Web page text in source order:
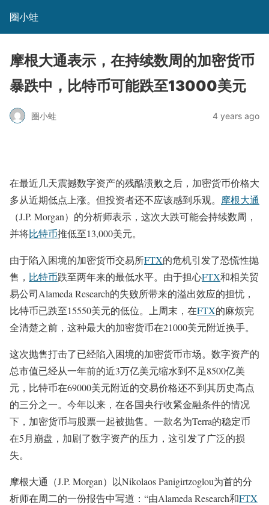
圈小蛙
摩根大通表示，在持续数周的加密货币
暴跌中，比特币可能跌至13000美元
圈小蛙 4 years ago
在最近几天震撼数字资产的残酷溃败之后，加密货币价格大
多从近期低点上涨。但投资者还不应该感到乐观。 摩根大通
（J.P. Morgan）的分析师表示，这次大跌可能会持续数周，
并将比特币推低至13,000美元。
由于陷入困境的加密货币交易所FTX的危机引发了恐慌性抛
售， 比特币跌至两年来的最低水平。由于担心FTX和相关贸
易公司Alameda Research的失败所带来的溢出效应的担忧，
比特币已跌至15550美元的低位。上周末，在FTX的麻烦完
全清楚之前，这种最大的加密货币在21000美元附近换手。
这次抛售打击了已经陷入困境的加密货币市场。数字资产的
总市值已经从一年前的近3万亿美元缩水到不足8500亿美
元，比特币在69000美元附近的交易价格还不到其历史高点
的三分之一。今年以来，在各国央行收紧金融条件的情况
下，加密货币与股票一起被抛售。一款名为Terra的稳定币
在5月崩盘，加剧了数字资产的压力，这引发了广泛的损
失。
摩根大通（J.P. Morgan）以Nikolaos Panigirtzoglou为首的分
析师在周二的一份报告中写道：“由Alameda Research和FTX